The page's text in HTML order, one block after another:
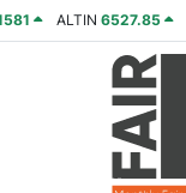
ALTIN 6527.85